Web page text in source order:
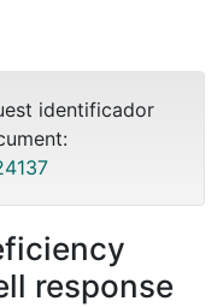
identificador
response